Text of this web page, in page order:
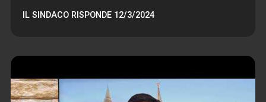
IL SINDACO RISPONDE 12/3/2024